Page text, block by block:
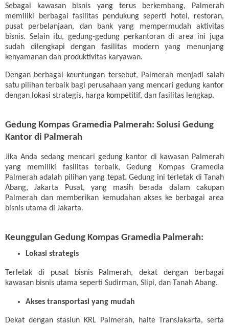
Sebagai kawasan bisnis yang terus berkembang, Palmerah
memiliki berbagai fasilitas pendukung seperti hotel, restoran,
pusat perbelanjaan, dan bank yang mempermudah aktivitas
bisnis. Selain itu, gedung-gedung perkantoran di area ini juga
sudah dilengkapi dengan fasilitas modern yang menunjang
kenyamanan dan produktivitas karyawan.
Dengan berbagai keuntungan tersebut, Palmerah menjadi salah
satu pilihan terbaik bagi perusahaan yang mencari gedung kantor
dengan lokasi strategis, harga kompetitif, dan fasilitas lengkap.
Gedung Kompas Gramedia Palmerah: Solusi Gedung
Kantor di Palmerah
Jika Anda sedang mencari gedung kantor di kawasan Palmerah
yang memiliki fasilitas terbaik, Gedung Kompas Gramedia
Palmerah adalah pilihan yang tepat. Gedung ini terletak di Tanah
Abang, Jakarta Pusat, yang masih berada dalam cakupan
Palmerah dan memberikan kemudahan akses ke berbagai area
bisnis utama di Jakarta.
Keunggulan Gedung Kompas Gramedia Palmerah:
Lokasi strategis
Terletak di pusat bisnis Palmerah, dekat dengan berbagai
kawasan bisnis utama seperti Sudirman, Slipi, dan Tanah Abang.
Akses transportasi yang mudah
Dekat dengan stasiun KRL Palmerah, halte TransJakarta, serta